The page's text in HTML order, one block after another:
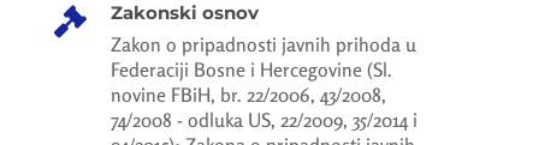
 Zakonski osnov
Zakon o pripadnosti javnih prihoda u
Federaciji Bosne i Hercegovine (Sl.
novine FBiH, br. 22/2006, 43/2008,
74/2008 - odluka US, 22/2009, 35/2014 i